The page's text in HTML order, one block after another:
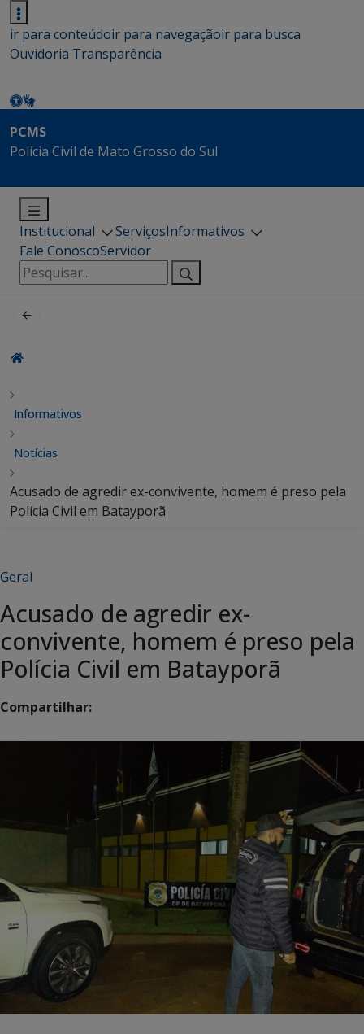
ir para conteúdoir para navegaçãoir para busca
Ouvidoria Transparência
PCMS
Polícia Civil de Mato Grosso do Sul
Institucional ServiçosInformativos
Fale ConoscoServidor
Pesquisar
por:
Informativos
Notícias
Acusado de agredir ex-convivente, homem é preso pela
Polícia Civil em Batayporã
Geral
Acusado de agredir ex-
convivente, homem é preso pela
Polícia Civil em Batayporã
Compartilhar: